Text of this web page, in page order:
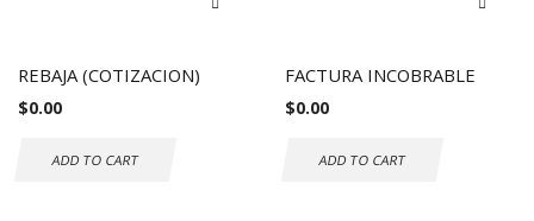
REBAJA (COTIZACION)
$0.00
ADD TO CART
FACTURA INCOBRABLE
$0.00
ADD TO CART